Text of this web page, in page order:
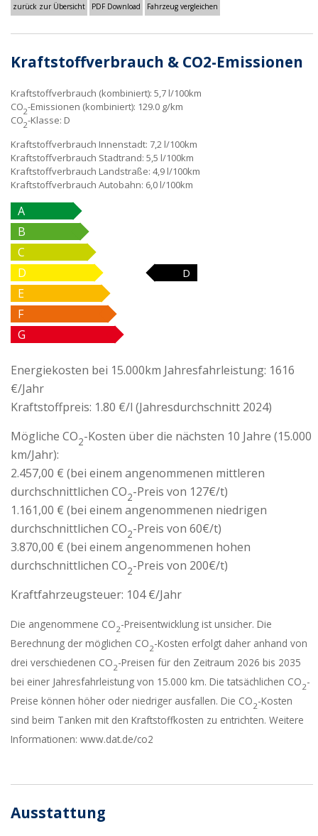
zurück zur Übersicht PDF Download Fahrzeug vergleichen
Kraftstoffverbrauch & CO2-Emissionen
Kraftstoffverbrauch (kombiniert): 5,7 l/100km
CO2-Emissionen (kombiniert): 129.0 g/km
CO2-Klasse: D
Kraftstoffverbrauch Innenstadt: 7,2 l/100km
Kraftstoffverbrauch Stadtrand: 5,5 l/100km
Kraftstoffverbrauch Landstraße: 4,9 l/100km
Kraftstoffverbrauch Autobahn: 6,0 l/100km
A
B
C
D
D
E
F
G
Energiekosten bei 15.000km Jahresfahrleistung: 1616
€/Jahr
Kraftstoffpreis: 1.80 €/l (Jahresdurchschnitt 2024)
Mögliche CO2-Kosten über die nächsten 10 Jahre (15.000
km/Jahr):
2.457,00 € (bei einem angenommenen mittleren
durchschnittlichen CO2-Preis von 127€/t)
1.161,00 € (bei einem angenommenen niedrigen
durchschnittlichen CO2-Preis von 60€/t)
3.870,00 € (bei einem angenommenen hohen
durchschnittlichen CO2-Preis von 200€/t)
Kraftfahrzeugsteuer: 104 €/Jahr
Die angenommene CO2-Preisentwicklung ist unsicher. Die
Berechnung der möglichen CO2-Kosten erfolgt daher anhand von
drei verschiedenen CO2-Preisen für den Zeitraum 2026 bis 2035
bei einer Jahresfahrleistung von 15.000 km. Die tatsächlichen CO2-
Preise können höher oder niedriger ausfallen. Die CO2-Kosten
sind beim Tanken mit den Kraftstoffkosten zu entrichten. Weitere
Informationen: www.dat.de/co2
Ausstattung